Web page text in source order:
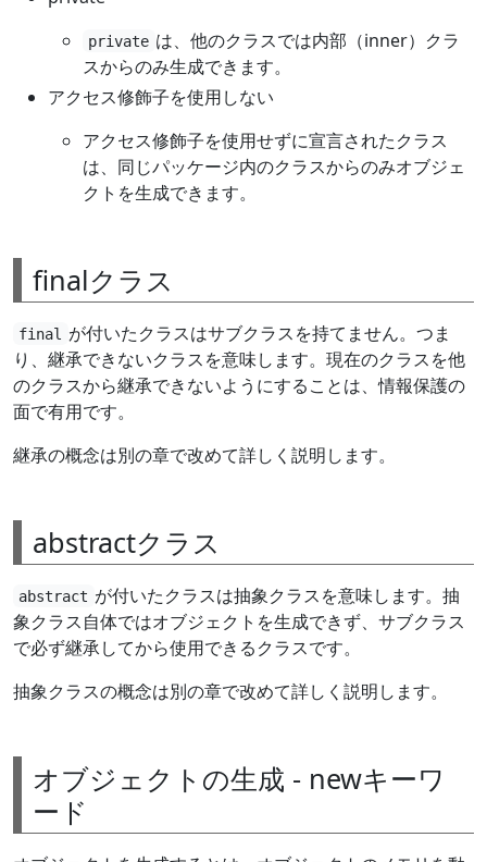
private は、他のクラスでは内部（inner）クラ
スからのみ生成できます。
アクセス修飾子を使用しない
アクセス修飾子を使用せずに宣言されたクラス
は、同じパッケージ内のクラスからのみオブジェ
クトを生成できます。
finalクラス
final
が付いたクラスはサブクラスを持てません。つま
り、継承できないクラスを意味します。現在のクラスを他
のクラスから継承できないようにすることは、情報保護の
面で有用です。
継承の概念は別の章で改めて詳しく説明します。
abstractクラス
abstract が付いたクラスは抽象クラスを意味します。抽
象クラス自体ではオブジェクトを生成できず、サブクラス
で必ず継承してから使用できるクラスです。
抽象クラスの概念は別の章で改めて詳しく説明します。
オブジェクトの生成 - newキーワ
ード